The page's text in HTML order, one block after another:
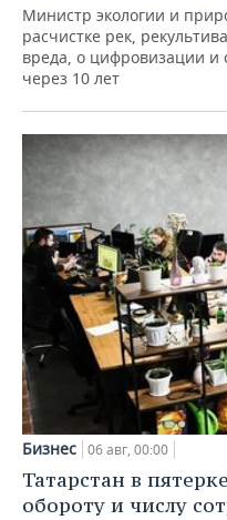
Министр экологии и
расчистке рек,
вреда, о цифровизации и
через 10 лет
Бизнес 06 авг, 00:00
Татарстан в
обороту и числу